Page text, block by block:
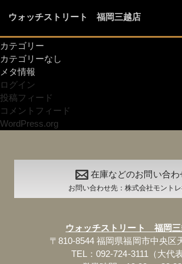
ウォッチストリート 福岡三越店
索:最近のコメント
カテゴリー
カテゴリーなし
メタ情報
ログイン
投稿フィード
コメントフィード
WordPress.org
在庫などのお問い合わ
お問い合わせ先：株式会社モント
ウォッチストリート 福岡三
〒810-8544 福岡県福岡市中央区
TEL：092-724-3111（大代表